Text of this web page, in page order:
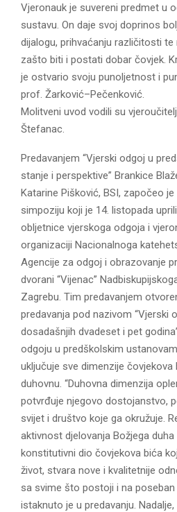
Vjeronauk je suvereni predmet u
sustavu. On daje svoj doprinos
dijalogu, prihvaćanju različitosti
zašto biti i postati dobar čovjek.
je ostvario svoju punoljetnost i
prof. Žarković–Pečenković.
Molitveni uvod vodili su
Štefanac.
Predavanjem “Vjerski odgoj u
stanje i perspektive” Brankice
Katarine Pišković, BSI, započeo
simpoziju koji je 14. listopada
obljetnice vjerskoga odgoja i
organizaciji Nacionalnoga
Agencije za odgoj i obrazovanje
dvorani “Vijenac”
Zagrebu. Tim predavanjem
predavanja pod nazivom “Vjerski
dosadašnjih dvadeset i pet
odgoju u predškolskim
uključuje sve dimenzije čovjekova
duhovnu. “Duhovna dimenzija
potvrđuje njegovo dostojanstvo,
svijet i društvo koje ga okružuje.
aktivnost djelovanja Božjega
konstitutivni dio čovjekova bića
život, stvara nove i kvalitetnije
sa svime što postoji i na poseban
istaknuto je u predavanju.